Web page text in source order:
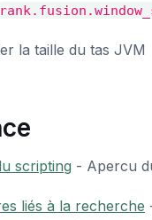
la taille du tas JVM
scripting - Apercu
liés à la recherche